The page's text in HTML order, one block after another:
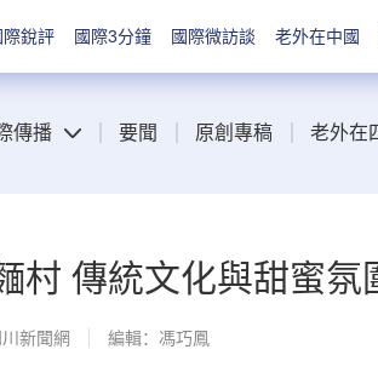
際銳評 國際3分鐘 國際微訪談 老外在中國
傳播 要聞 原創專稿 老外在
村 傳統文化與甜蜜氛
川新聞網 編輯：馮巧鳳